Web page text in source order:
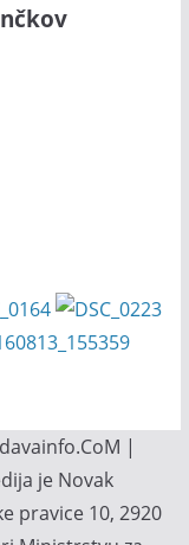
|
je Novak
pravice 10, 2920